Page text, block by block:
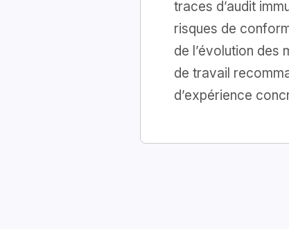
traces d’audit
risques de
de l’évolution des
de travail
d’expérience